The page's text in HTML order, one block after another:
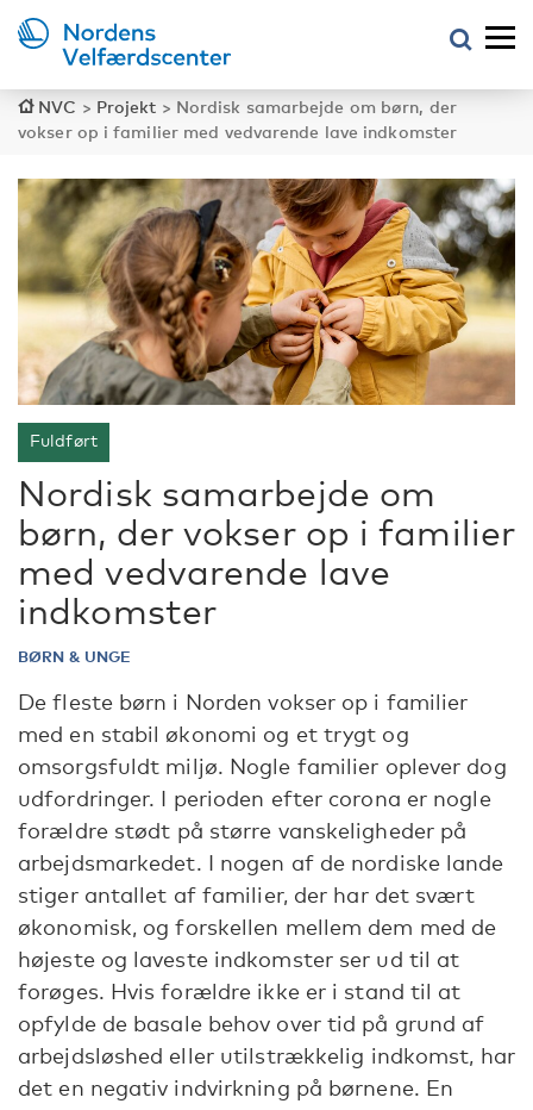
NVC > Projekt > Nordisk samarbejde om børn, der
vokser op i familier med vedvarende lave indkomster
Fuldført
Nordisk samarbejde om
børn, der vokser op i familier
med vedvarende lave
indkomster
BØRN & UNGE
De fleste børn i Norden vokser op i familier
med en stabil økonomi og et trygt og
omsorgsfuldt miljø. Nogle familier oplever dog
udfordringer. I perioden efter corona er nogle
forældre stødt på større vanskeligheder på
arbejdsmarkedet. I nogen af de nordiske lande
stiger antallet af familier, der har det svært
økonomisk, og forskellen mellem dem med de
højeste og laveste indkomster ser ud til at
forøges. Hvis forældre ikke er i stand til at
opfylde de basale behov over tid på grund af
arbejdsløshed eller utilstrækkelig indkomst, har
det en negativ indvirkning på børnene. En